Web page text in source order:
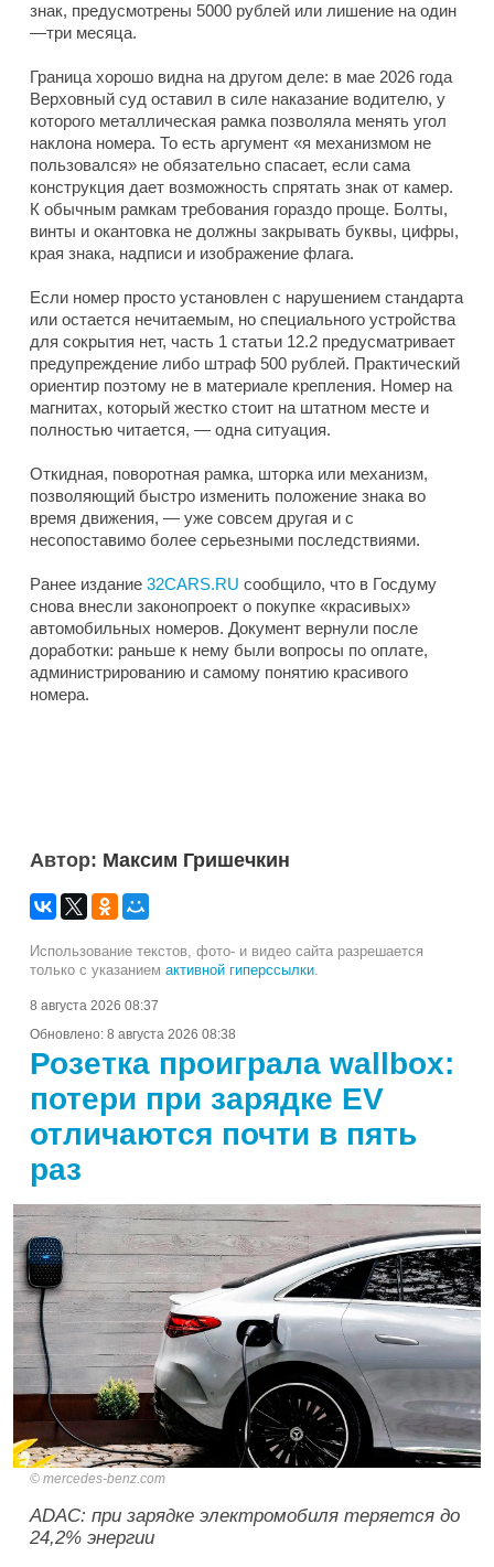
знак, предусмотрены 5000 рублей или лишение на один
—три месяца.
Граница хорошо видна на другом деле: в мае 2026 года
Верховный суд оставил в силе наказание водителю, у
которого металлическая рамка позволяла менять угол
наклона номера. То есть аргумент «я механизмом не
пользовался» не обязательно спасает, если сама
конструкция дает возможность спрятать знак от камер.
К обычным рамкам требования гораздо проще. Болты,
винты и окантовка не должны закрывать буквы, цифры,
края знака, надписи и изображение флага.
Если номер просто установлен с нарушением стандарта
или остается нечитаемым, но специального устройства
для сокрытия нет, часть 1 статьи 12.2 предусматривает
предупреждение либо штраф 500 рублей. Практический
ориентир поэтому не в материале крепления. Номер на
магнитах, который жестко стоит на штатном месте и
полностью читается, — одна ситуация.
Откидная, поворотная рамка, шторка или механизм,
позволяющий быстро изменить положение знака во
время движения, — уже совсем другая и с
несопоставимо более серьезными последствиями.
Ранее издание 32CARS.RU сообщило, что в Госдуму
снова внесли законопроект о покупке «красивых»
автомобильных номеров. Документ вернули после
доработки: раньше к нему были вопросы по оплате,
администрированию и самому понятию красивого
номера.
Автор: Максим Гришечкин
Использование текстов, фото- и видео сайта разрешается
только с указанием активной гиперссылки.
8 августа 2026 08:37
Обновлено: 8 августа 2026 08:38
Розетка проиграла wallbox:
потери при зарядке EV
отличаются почти в пять
раз
mercedes-benz.com
ADAC: при зарядке электромобиля теряется до
24,2% энергии